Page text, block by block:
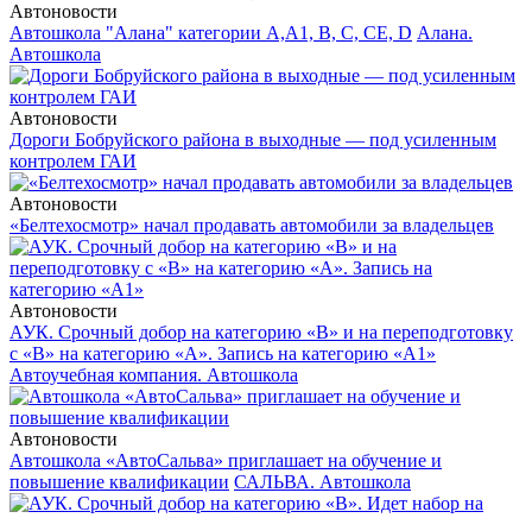
Автоновости
Автошкола "Алана" категории А,А1, В, С, СЕ, D Алана.
Автошкола
Автоновости
Дороги Бобруйского района в выходные — под усиленным
контролем ГАИ
Автоновости
«Белтехосмотр» начал продавать автомобили за владельцев
Автоновости
АУК. Срочный добор на категорию «В» и на переподготовку
с «В» на категорию «А». Запись на категорию «А1»
Автоучебная компания. Автошкола
Автоновости
Автошкола «АвтоСальва» приглашает на обучение и
повышение квалификации САЛЬВА. Автошкола